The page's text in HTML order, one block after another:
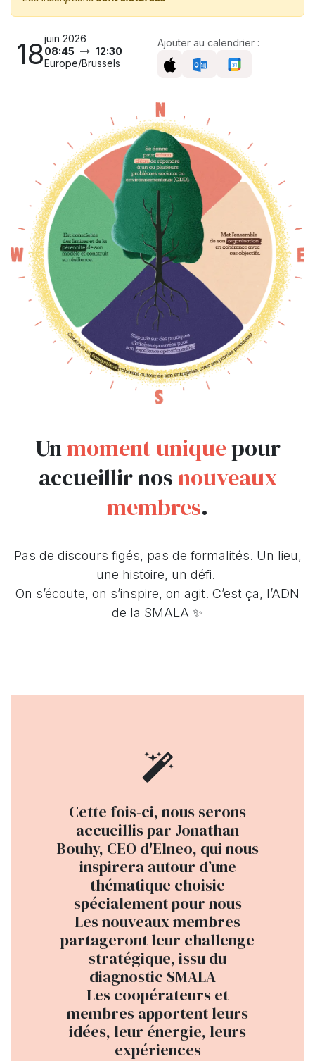
18juin 2026
08:45
12:30
Europe/Brussels
Ajouter au calendrier :
Unmoment uniquepour
accueillir nosnouveaux
membres.
Pas de discours figés, pas de formalités. Un lieu,
une histoire, un défi.
On s’écoute, on s’inspire, on agit. C’est ça, l’ADN
de la SMALA ✨
Cette fois-ci, nous serons
accueillis par Jonathan
Bouhy, CEO d'Elneo, qui nous
inspirera autour d’une
thématique choisie
spécialement pour nous
Les nouveaux membres
partageront leur challenge
stratégique, issu du
diagnostic SMALA
Les coopérateurs et
membres apportent leurs
idées, leur énergie, leurs
expériences